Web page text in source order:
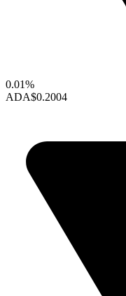
0.01%
ADA$0.2004